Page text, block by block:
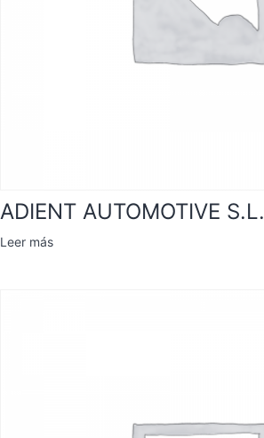
ADIENT AUTOMOTIVE S.L.
Leer más